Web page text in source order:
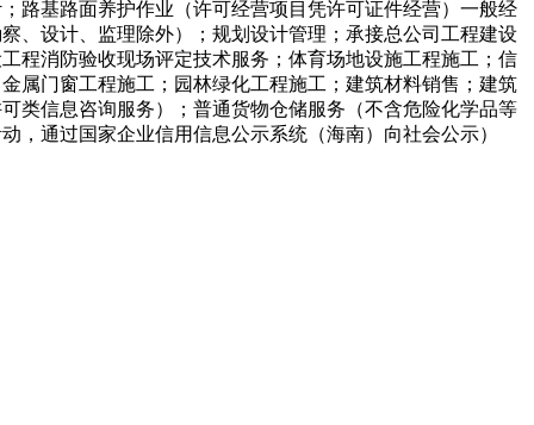
路基路面养护作业（许可经营项目凭许可证件经营）一般经
、设计、监理除外）；规划设计管理；承接总公司工程建设
程消防验收现场评定技术服务；体育场地设施工程施工；信
属门窗工程施工；园林绿化工程施工；建筑材料销售；建筑
类信息咨询服务）；普通货物仓储服务（不含危险化学品等
通过国家企业信用信息公示系统（海南）向社会公示）